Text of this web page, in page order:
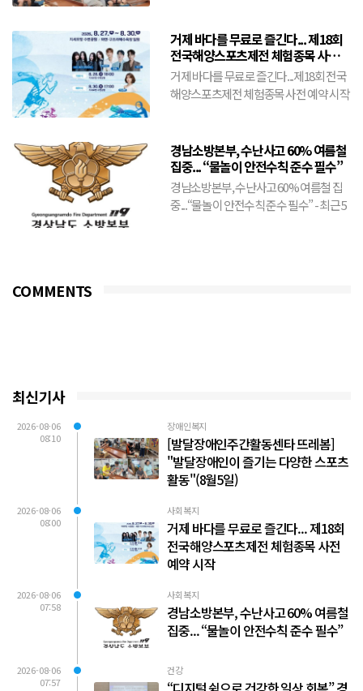
거제 바다를 무료로 즐긴다... 제18회
전국해양스포츠제전 체험종목 사전
예약 시작
거제 바다를 무료로 즐긴다...제18회 전국
해양스포츠제전 체험종목 사전 예약 시작
경남소방본부, 수난사고 60% 여름철
집중... “물놀이 안전수칙 준수 필수”
경남소방본부, 수난사고 60% 여름철 집
중...“물놀이 안전수칙 준수 필수” - 최근 5
COMMENTS
최신기사
2026-08-06
08:10
장애인복지
[발달장애인주간활동센타 뜨레봄]
"발달장애인이 즐기는 다양한 스포츠
활동"(8월5일)
2026-08-06
08:00
사회복지
거제 바다를 무료로 즐긴다... 제18회
전국해양스포츠제전 체험종목 사전
예약 시작
2026-08-06
07:58
사회복지
경남소방본부, 수난사고 60% 여름철
집중... “물놀이 안전수칙 준수 필수”
2026-08-06
07:57
건강